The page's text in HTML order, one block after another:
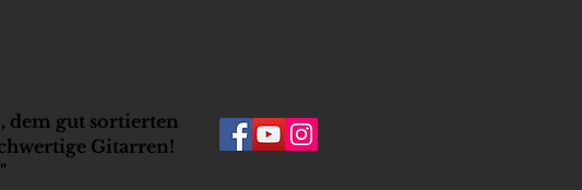
dem gut sortierten
Gitarren!